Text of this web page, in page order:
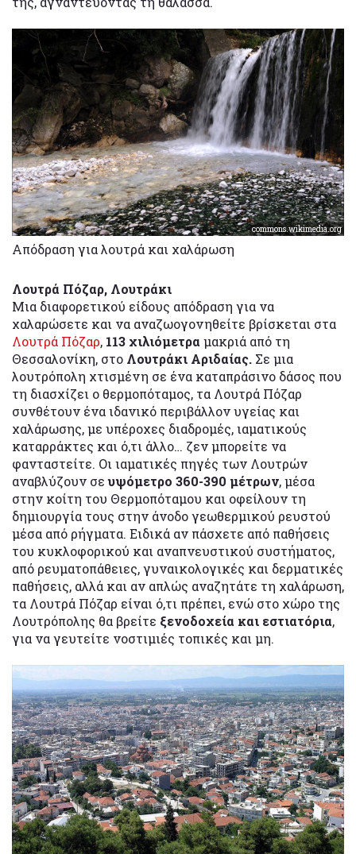
commons.wikimedia.org
Απόδραση για λουτρά και χαλάρωση
Λουτρά Πόζαρ, Λουτράκι
Μια διαφορετικού είδους απόδραση για να
χαλαρώσετε και να αναζωογονηθείτε βρίσκεται στα
Λουτρά Πόζαρ, 113 χιλιόμετρα μακριά από τη
Θεσσαλονίκη, στο Λουτράκι Αριδαίας. Σε μια
λουτρόπολη χτισμένη σε ένα καταπράσινο δάσος που
τη διασχίζει ο θερμοπόταμος, τα Λουτρά Πόζαρ
συνθέτουν ένα ιδανικό περιβάλλον υγείας και
χαλάρωσης, με υπέροχες διαδρομές, ιαματικούς
καταρράκτες και ό,τι άλλο… ζεν μπορείτε να
φανταστείτε. Οι ιαματικές πηγές των Λουτρών
αναβλύζουν σευψόμετρο 360-390 μέτρων, μέσα
στην κοίτη του Θερμοπόταμου και οφείλουν τη
δημιουργία τους στην άνοδο γεωθερμικού ρευστού
μέσα από ρήγματα. Ειδικά αν πάσχετε από παθήσεις
του κυκλοφορικού και αναπνευστικού συστήματος,
από ρευματοπάθειες, γυναικολογικές και δερματικές
παθήσεις, αλλά και αν απλώς αναζητάτε τη χαλάρωση,
τα Λουτρά Πόζαρ είναι ό,τι πρέπει, ενώ στο χώρο της
Λουτρόπολης θα βρείτε ξενοδοχεία και εστιατόρια,
για να γευτείτε νοστιμιές τοπικές και μη.